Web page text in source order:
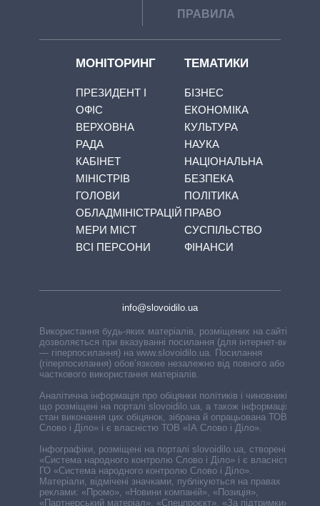
ПРАВИЛА
МОНІТОРИНГ
ПРЕЗИДЕНТ І
ОФІС
ВЕРХОВНА
РАДА
КАБІНЕТ
МІНІСТРІВ
ГОЛОВИ
ОБЛАДМІНІСТРАЦІЙ
МЕРИ МІСТ
ВСІ ПЕРСОНИ
ТЕМАТИКИ
БІЗНЕС
ЕКОНОМІКА
КУЛЬТУРА
НАУКА
НАЦІОНАЛЬНА
БЕЗПЕКА
ПОЛІТИКА
ПРАВО
СУСПІЛЬСТВО
ФІНАНСИ
info@slovoidilo.ua
Використання будь-яких матеріалів, розміщених на сайті,
дозволяється при вказуванні посилання (для інтернет-видань
— гіперпосилання) на www.slovoidilo.ua. Посилання
(гіперпосилання) обов’язкове незалежно від повного або
часткового використання матеріалів.
Аналітична інформація про обіцянки політиків і чиновників,
що розміщені на порталі slovoidilo.ua, а також інформація про
стан виконання цих обіцянок, зібрана й опрацьована ТОВ «ІА
Слово і Діло» і є власністю ТОВ «ІА Слово і Діло».
Інфографіки, розміщені на порталі slovoidilo.ua, створені ГО
«Система народного контролю Слово і Діло» і є власністю
ГО «Система народного контролю Слово і Діло».
Матеріали, відмічені значками, публікуються на правах
реклами: «Промо», «Новини компаній», «Позиція»,
«Партнерський матеріал», «Спецпроєкт», «За підтримки».